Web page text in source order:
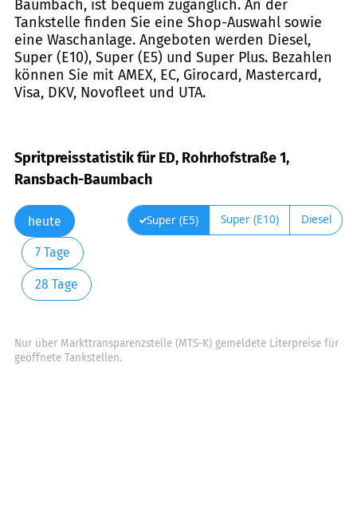
Baumbach, ist bequem zugänglich. An der
Tankstelle finden Sie eine Shop-Auswahl sowie
eine Waschanlage. Angeboten werden Diesel,
Super (E10), Super (E5) und Super Plus. Bezahlen
können Sie mit AMEX, EC, Girocard, Mastercard,
Visa, DKV, Novofleet und UTA.
Spritpreisstatistik für ED, Rohrhofstraße 1,
Ransbach-Baumbach
heute
7 Tage
28 Tage
Super (E5) Super (E10) Diesel
Nur über Markttransparenzstelle (MTS-K) gemeldete Literpreise für
geöffnete Tankstellen.